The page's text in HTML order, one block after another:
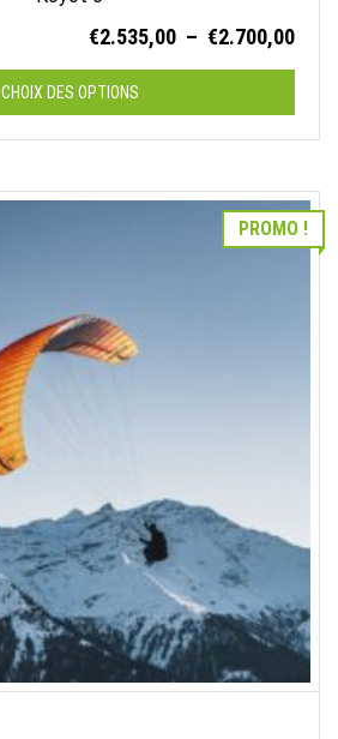
€2.535,00 – €2.700,00
de
CHOIX DES OPTIONS
PROMO !